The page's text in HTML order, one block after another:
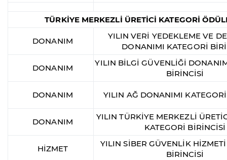
TÜRKİYE MERKEZLİ ÜRETİCİ KATEGORİ
DONANIM
YILIN VERİ YEDEKLEME VE
DONANIMI KATEGORİ
DONANIM
YILIN BİLGİ GÜVENLİĞİ
BİRİNCİSİ
DONANIM YILIN AĞ DONANIMI
DONANIM
YILIN TÜRKİYE MERKEZLİ
KATEGORİ BİRİNCİSİ
HİZMET
YILIN SİBER GÜVENLİK
BİRİNCİSİ